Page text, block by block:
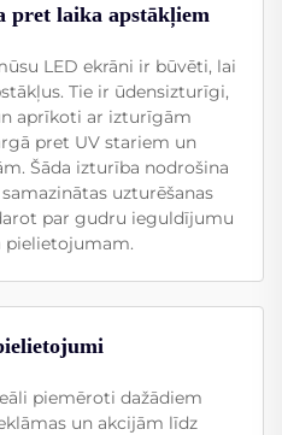
pret laika apstākļiem
LED ekrāni ir būvēti, lai
Tie ir ūdensizturīgi,
aprīkoti ar izturīgām
pret UV stariem un
Šāda izturība nodrošina
uzturēšanas
par gudru ieguldījumu
pielietojumam.
piemēroti dažādiem
un akcijām līdz